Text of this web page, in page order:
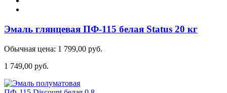
Эмаль глянцевая ПФ-115 белая Status 20 кг
Обычная цена: 1 799,00 руб.
1 749,00 руб.